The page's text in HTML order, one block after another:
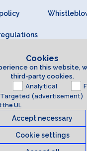
Cookies
on this website,
third-party cookies.
Analytical
Targeted (advertisement)
the UL
Accept necessary
Cookie settings